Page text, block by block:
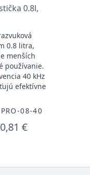
0.8l,
0.8 litra,
menších
používanie.
40 kHz
efektívne
08-40
€